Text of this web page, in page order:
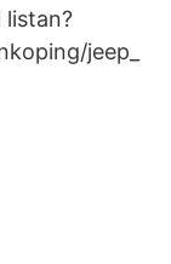
jeep_